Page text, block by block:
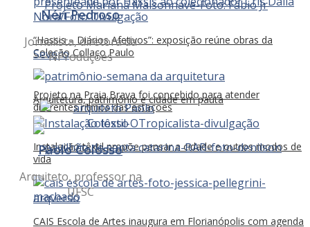
“Hassis – Diários Afetivos”: exposição reúne obras da
Coleção Collaço Paulo
Arquitetura, patrimônio e cidade em pauta
Instalação têxtil propõe pensar a cidade e outros modos de
vida
CAIS Escola de Artes inaugura em Florianópolis com agenda
Projeto na Praia Brava foi concebido para atender
diferentes ritmos das estações
Néri Pedroso
Jornalista, diretora da
NProduções
Paolo Colosso
Arquiteto, professor na
UFSC